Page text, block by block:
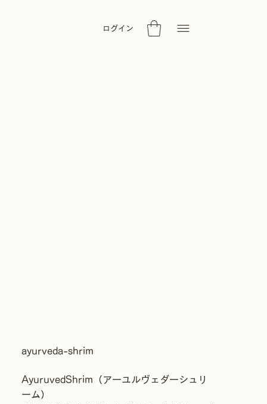
ログイン
ayurveda-shrim​
AyuruvedShrim（アーユルヴェダーシュリ
ーム）